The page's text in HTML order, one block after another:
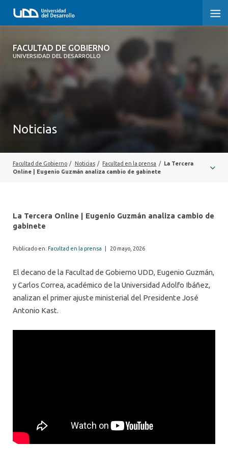
FACULTAD DE GOBIERNO
UNIVERSIDAD DEL DESARROLLO
FACULTAD DE GOBIERNO
EXTENSIÓN
Noticias
Facultad de Gobierno / Noticias / Facultad en la prensa /
La Tercera
Online | Eugenio Guzmán analiza cambio de gabinete
La Tercera Online | Eugenio Guzmán analiza cambio de
gabinete
Publicado en: Facultad en la prensa 20 mayo, 2026
El decano de la Facultad de Gobierno UDD, Eugenio Guzmán,
y Carlos Correa, académico de la Universidad Adolfo Ibáñez,
analizan el primer ajuste ministerial del Presidente José
Antonio Kast.